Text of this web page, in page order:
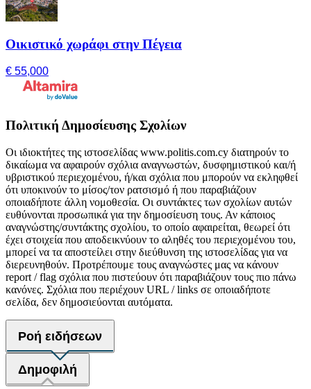
Οικιστικό χωράφι στην Πέγεια
€ 55,000
Πολιτική Δημοσίευσης Σχολίων
Οι ιδιοκτήτες της ιστοσελίδας www.politis.com.cy διατηρούν το
δικαίωμα να αφαιρούν σχόλια αναγνωστών, δυσφημιστικού και/ή
υβριστικού περιεχομένου, ή/και σχόλια που μπορούν να εκληφθεί
ότι υποκινούν το μίσος/τον ρατσισμό ή που παραβιάζουν
οποιαδήποτε άλλη νομοθεσία. Οι συντάκτες των σχολίων αυτών
ευθύνονται προσωπικά για την δημοσίευση τους. Αν κάποιος
αναγνώστης/συντάκτης σχολίου, το οποίο αφαιρείται, θεωρεί ότι
έχει στοιχεία που αποδεικνύουν το αληθές του περιεχομένου του,
μπορεί να τα αποστείλει στην διεύθυνση της ιστοσελίδας για να
διερευνηθούν. Προτρέπουμε τους αναγνώστες μας να κάνουν
report / flag σχόλια που πιστεύουν ότι παραβιάζουν τους πιο πάνω
κανόνες. Σχόλια που περιέχουν URL / links σε οποιαδήποτε
σελίδα, δεν δημοσιεύονται αυτόματα.
Ροή ειδήσεων
Δημοφιλή